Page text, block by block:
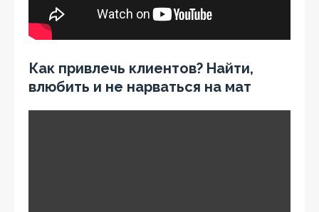
Как привлечь клиентов? Найти,
влюбить и не нарваться на мат